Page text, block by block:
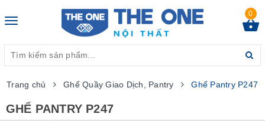
Toggle
0
Trang chủ Ghế Quầy Giao Dịch, Pantry Ghế Pantry P247
GHẾ PANTRY P247